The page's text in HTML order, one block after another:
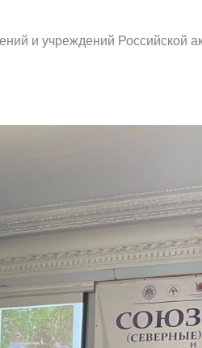
и учреждений Российской